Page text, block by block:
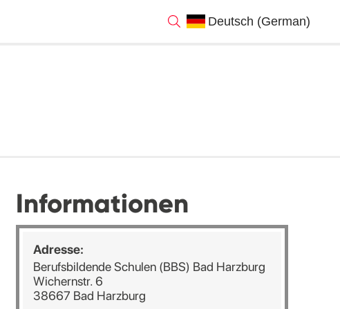
Informationen
Adresse:
Berufsbildende Schulen (BBS) Bad Harzburg
Wichernstr. 6
38667 Bad Harzburg